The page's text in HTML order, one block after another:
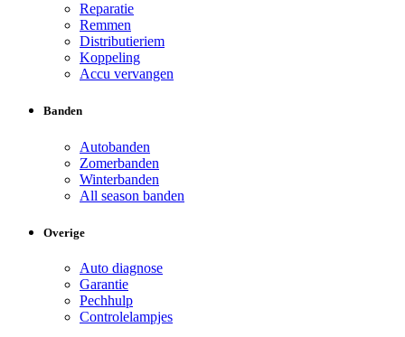
Reparatie
Remmen
Distributieriem
Koppeling
Accu vervangen
Banden
Autobanden
Zomerbanden
Winterbanden
All season banden
Overige
Auto diagnose
Garantie
Pechhulp
Controlelampjes